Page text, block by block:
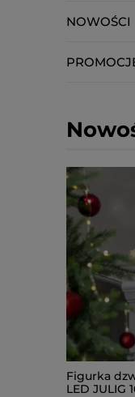
NOWOŚCI
Figurka
LED JULIG